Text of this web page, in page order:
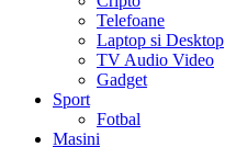
Telefoane
Laptop si Desktop
TV Audio Video
Gadget
Sport
Fotbal
Masini